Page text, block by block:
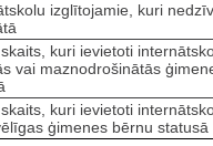
izglītojamie, kuri
kuri ievietoti
vai maznodrošinātās
kuri ievietoti
ģimenes bērnu statusā